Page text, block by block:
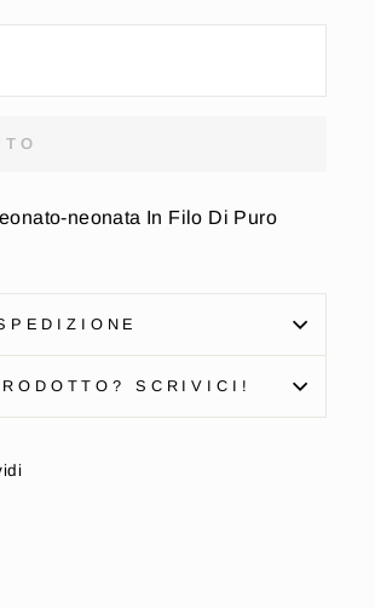
neonata In Filo Di Puro
SCRIVICI!